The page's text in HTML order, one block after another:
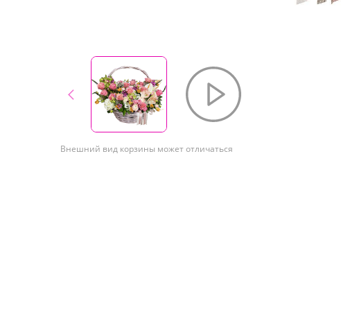
Внешний вид корзины может отличаться